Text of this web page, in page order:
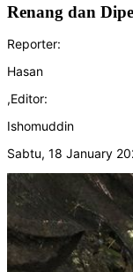
Renang dan
Reporter:
Hasan
,Editor:
Ishomuddin
Sabtu, 18 January